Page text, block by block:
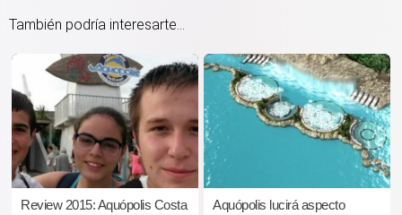
También podría interesarte...
Review 2015: Aquópolis Costa
Aquópolis lucirá aspecto